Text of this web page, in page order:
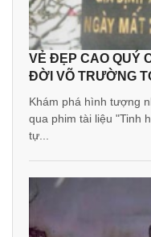
VẺ ĐẸP CAO QUÝ
ĐỜI VÕ TRƯỜNG
Khám phá hình tượng
qua phim tài liệu "Tinh
tự...